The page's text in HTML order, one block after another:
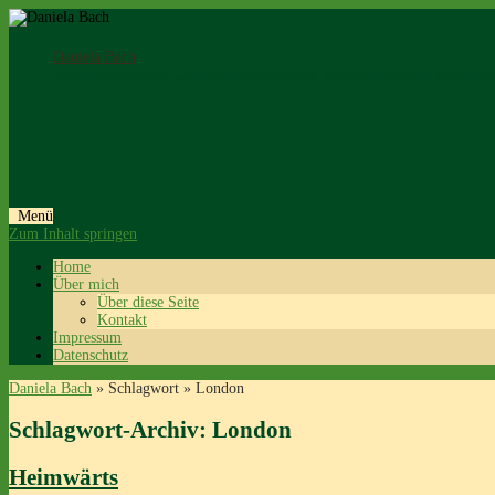
Daniela Bach
Menü
Zum Inhalt springen
Home
Über mich
Über diese Seite
Kontakt
Impressum
Datenschutz
Daniela Bach » Schlagwort » London
Schlagwort-Archiv: London
Heimwärts